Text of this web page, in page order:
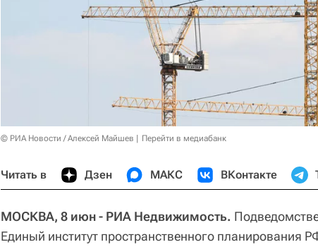
© РИА Новости / Алексей Майшев Перейти в медиабанк
Читать в Дзен МАКС ВКонтакте
МОСКВА, 8 июн - РИА Недвижимость.
Единый институт пространственного планирования